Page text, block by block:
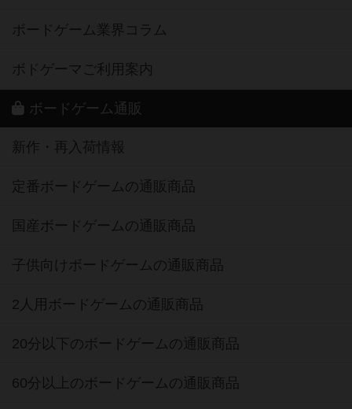
ボードゲーム業界コラム
ボドゲーマご利用案内
ボードゲーム通販
新作・再入荷情報
定番ボードゲームの通販商品
国産ボードゲームの通販商品
子供向けボードゲームの通販商品
2人用ボードゲームの通販商品
20分以下のボードゲームの通販商品
60分以上のボードゲームの通販商品